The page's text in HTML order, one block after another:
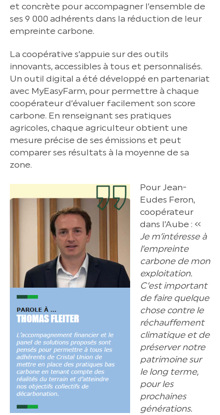
et concrète pour accompagner l’ensemble de
ses 9 000 adhérents dans la réduction de leur
empreinte carbone.
La coopérative s’appuie sur des outils
innovants, accessibles à tous et personnalisés.
Un outil digital a été développé en partenariat
avec MyEasyFarm, pour permettre à chaque
coopérateur d’évaluer facilement son score
carbone. En renseignant ses pratiques
agricoles, chaque agriculteur obtient une
mesure précise de ses émissions et peut
comparer ses résultats à la moyenne de sa
zone.
Pour Jean-
Eudes Feron,
coopérateur
dans l’Aube : «
Je m’intéresse à
l’empreinte
carbone de mon
exploitation.
C’est important
de faire quelque
chose contre le
réchauffement
climatique et de
préserver notre
patrimoine sur
le long terme,
pour les
prochaines
générations.